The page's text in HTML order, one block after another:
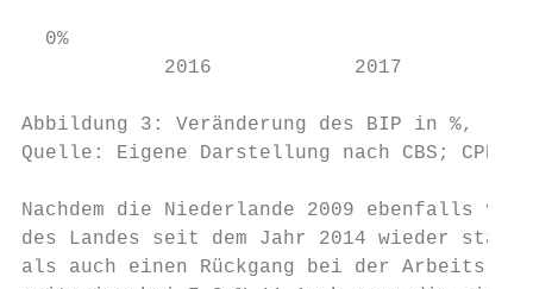
  0%
2016            2017
Abbildung 3: Veränderung des BIP in %,
Quelle: Eigene Darstellung nach CBS; CPB
Nachdem die Niederlande 2009 ebenfalls
des Landes seit dem Jahr 2014 wieder
als auch einen Rückgang bei der